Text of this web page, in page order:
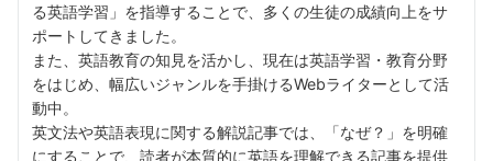
る英語学習」を指導することで、多くの生徒の成績向上をサ
ポートしてきました。
また、英語教育の知見を活かし、現在は英語学習・教育分野
をはじめ、幅広いジャンルを手掛けるWebライターとして活
動中。
英文法や英語表現に関する解説記事では、「なぜ？」を明確
にすることで、読者が本質的に英語を理解できる記事を提供